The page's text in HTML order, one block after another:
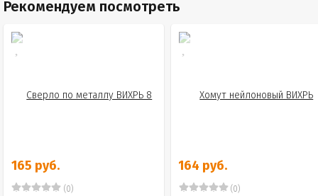
Рекомендуем посмотреть
165 руб.
(0)
164 руб.
(0)